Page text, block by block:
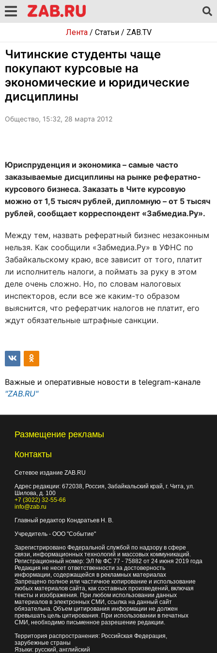
Лента/ Статьи/ ZAB.TV
Читинские студенты чаще
покупают курсовые на
экономические и юридические
дисциплины
Общество, 15:32, 28 марта 2012
Юриспруденция и экономика – самые часто
заказываемые дисциплины на рынке рефератно-
курсового бизнеса. Заказать в Чите курсовую
можно от 1,5 тысяч рублей, дипломную – от 5 тысяч
рублей, сообщает корреспондент «Забмедиа.Ру».
Между тем, назвать рефератный бизнес незаконным
нельзя. Как сообщили «Забмедиа.Ру» в УФНС по
Забайкальскому краю, все зависит от того, платит
ли исполнитель налоги, а поймать за руку в этом
деле очень сложно. Но, по словам налоговых
инспекторов, если все же каким-то образом
выяснится, что рефератчик налогов не платит, его
ждут обязательные штрафные санкции.
Важные и оперативные новости в telegram-канале
"ZAB.RU"
Размещение рекламы
Контакты
Сетевое издание ZAB.RU
Адрес редакции: 672038, Россия, Забайкальский край, г. Чита, ул.
Шилова, д. 100
+7 (3022) 32-55-66
info@zab.ru
Главный редактор Кондратьев Н. В.
Учредитель - ООО "Событие"
Зарегистрировано Федеральной службой по надзору в сфере
связи, информационных технологий и массовых коммуникаций.
Регистрационный номер: ЭЛ № ФС 77 - 75882 от 24 июня 2019 года
Редакция не несет ответственности за достоверность
информации, содержащейся в рекламных материалах
Запрещено полное или частичное копирование и использование
любых материалов сайта, как составных произведений, включая
тексты и изображения. При любом использовании данных
материалов в электронных СМИ, ссылка на данный сайт
обязательна. Объем цитирования информации не должен
превышать цель цитирования. При использовании в печатных
СМИ, необходимо письменное разрешение редакции.
Территория распространения: Российская Федерация,
зарубежные страны
Языки: русский, английский